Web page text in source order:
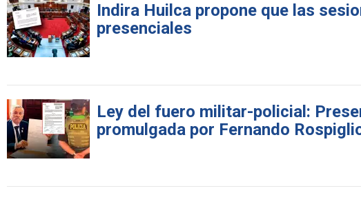
Indira Huilca propone que las
presenciales
Ley del fuero militar-policial:
promulgada por Fernando